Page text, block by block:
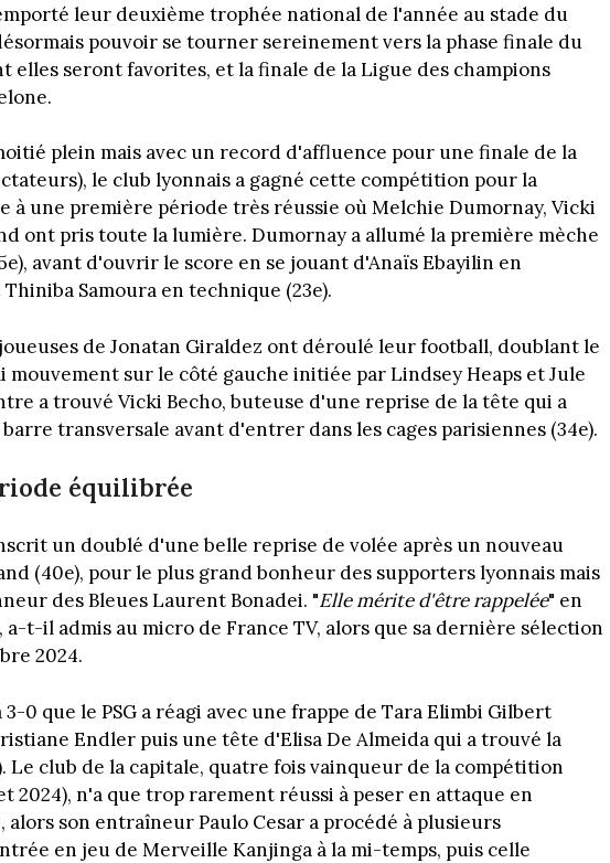
leur deuxième trophée national de l'année au stade du
pouvoir se tourner sereinement vers la phase finale du
elles seront favorites, et la finale de la Ligue des champions
plein mais avec un record d'affluence pour une finale de la
le club lyonnais a gagné cette compétition pour la
à une première période très réussie où Melchie Dumornay, Vicki
ont pris toute la lumière. Dumornay a allumé la première mèche
avant d'ouvrir le score en se jouant d'Anaïs Ebayilin en
Samoura en technique (23e).
de Jonatan Giraldez ont déroulé leur football, doublant le
mouvement sur le côté gauche initiée par Lindsey Heaps et Jule
a trouvé Vicki Becho, buteuse d'une reprise de la tête qui a
transversale avant d'entrer dans les cages parisiennes (34e).
équilibrée
un doublé d'une belle reprise de volée après un nouveau
(40e), pour le plus grand bonheur des supporters lyonnais mais
des Bleues Laurent Bonadei. "Elle mérite d'être rappelée" en
a-t-il admis au micro de France TV, alors que sa dernière sélection
2024.
0 que le PSG a réagi avec une frappe de Tara Elimbi Gilbert
Endler puis une tête d'Elisa De Almeida qui a trouvé la
Le club de la capitale, quatre fois vainqueur de la compétition
et 2024), n'a que trop rarement réussi à peser en attaque en
son entraîneur Paulo Cesar a procédé à plusieurs
en jeu de Merveille Kanjinga à la mi-temps, puis celle